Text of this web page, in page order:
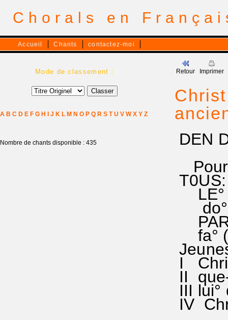
Chorals en
Accueil Chants contactez-moi
Mode de classement :
A B C D E F G H J K L M N O P Q R S T U V W X Y Z
Nombre de chants disponible : 435
Retour Imprimer
DEN
Pour
T0US:
LE°
do°
fa°
I
II
III lui°
IV